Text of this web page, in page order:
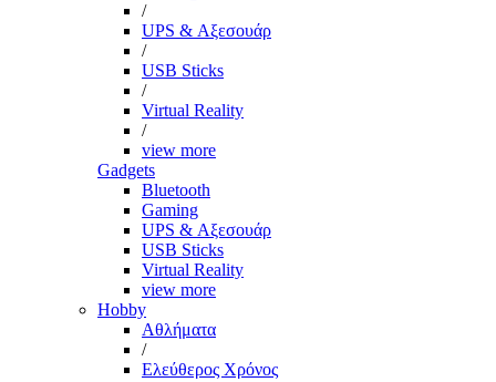
/
UPS & Αξεσουάρ
/
USB Sticks
/
Virtual Reality
/
view more
Gadgets
Bluetooth
Gaming
UPS & Αξεσουάρ
USB Sticks
Virtual Reality
view more
Hobby
Αθλήματα
/
Ελεύθερος Χρόνος